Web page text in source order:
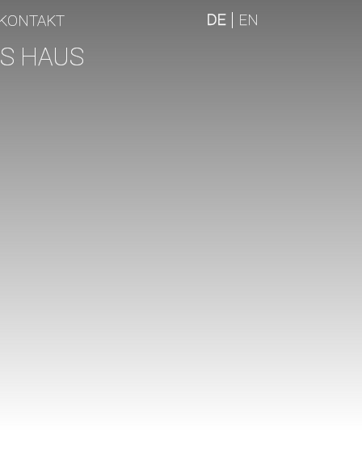
DE EN
HAUS